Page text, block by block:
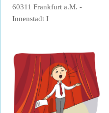
60311 Frankfurt a.M. -
Innenstadt I